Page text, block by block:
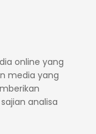
online yang
media yang
analisa